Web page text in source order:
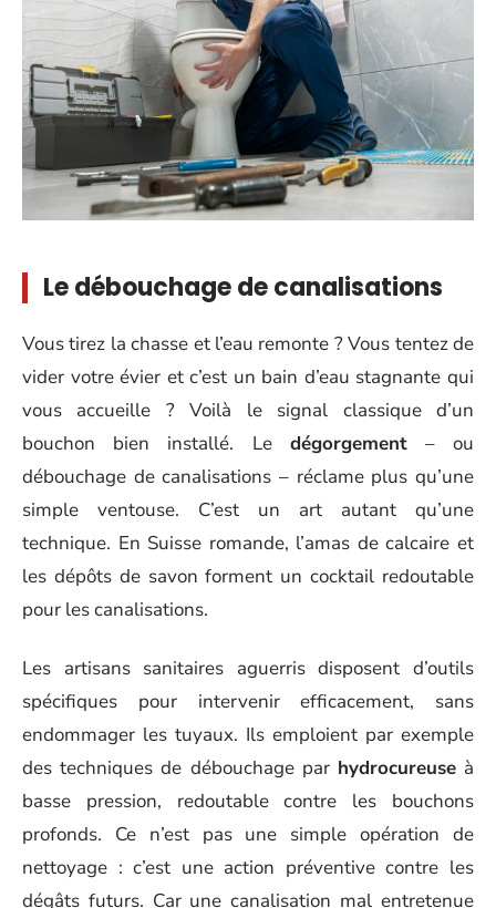
Le débouchage de canalisations
Vous tirez la chasse et l’eau remonte ? Vous tentez de
vider votre évier et c’est un bain d’eau stagnante qui
vous accueille ? Voilà le signal classique d’un
bouchon bien installé. Le dégorgement– ou
débouchage de canalisations – réclame plus qu’une
simple ventouse. C’est un art autant qu’une
technique. En Suisse romande, l’amas de calcaire et
les dépôts de savon forment un cocktail redoutable
pour les canalisations.
Les artisans sanitaires aguerris disposent d’outils
spécifiques pour intervenir efficacement, sans
endommager les tuyaux. Ils emploient par exemple
des techniques de débouchage par hydrocureuseà
basse pression, redoutable contre les bouchons
profonds. Ce n’est pas une simple opération de
nettoyage : c’est une action préventive contre les
dégâts futurs. Car une canalisation mal entretenue